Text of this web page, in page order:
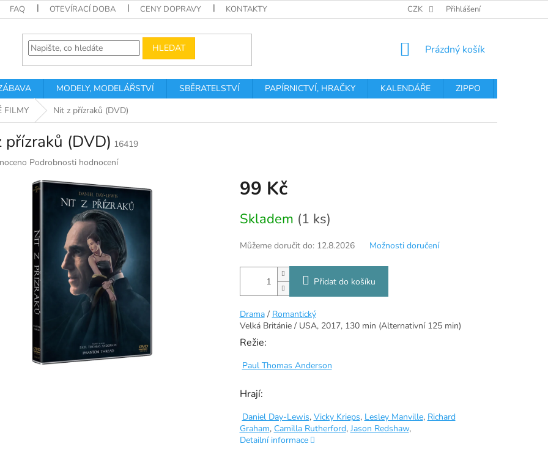
FAQ OTEVÍRACÍ DOBA CENY DOPRAVY KONTAKTY PODMÍNKY OCHRANY OSOBNÍCH
CZK Přihlášení
HLEDAT
NÁKUPNÍ
Prázdný košík
MODELY, MODELÁŘSTVÍ SBĚRATELSTVÍ PAPÍRNICTVÍ, HRAČKY KALENDÁŘE ZIPPO
FILMY Nit z přízraků (DVD)
přízraků (DVD) 16419
Podrobnosti hodnocení
99 Kč
cena:
Skladem (1 ks)
Můžeme doručit do: 12.8.2026 Možnosti doručení
Přidat do košíku
Drama / Romantický
Velká Británie / USA, 2017, 130 min (Alternativní 125 min)
Režie:
Paul Thomas Anderson
Hrají:
Daniel Day-Lewis, Vicky Krieps, Lesley Manville, Richard
Graham, Camilla Rutherford, Jason Redshaw,
Detailní informace